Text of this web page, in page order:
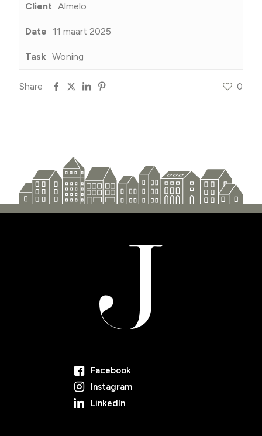
Client Almelo
Date 11 maart 2025
Task Woning
Share 0
Facebook
Instagram
LinkedIn